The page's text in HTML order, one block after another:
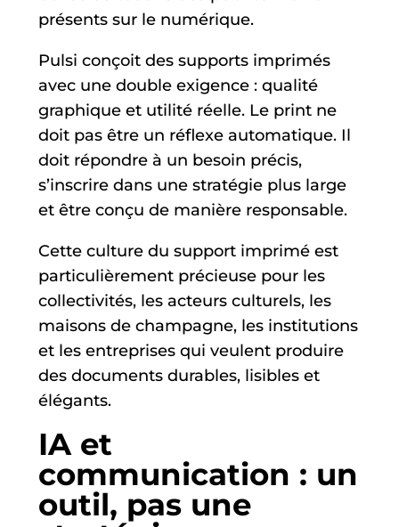
présents sur le numérique.
Pulsi conçoit des supports imprimés
avec une double exigence : qualité
graphique et utilité réelle. Le print ne
doit pas être un réflexe automatique. Il
doit répondre à un besoin précis,
s’inscrire dans une stratégie plus large
et être conçu de manière responsable.
Cette culture du support imprimé est
particulièrement précieuse pour les
collectivités, les acteurs culturels, les
maisons de champagne, les institutions
et les entreprises qui veulent produire
des documents durables, lisibles et
élégants.
IA et
communication : un
outil, pas une